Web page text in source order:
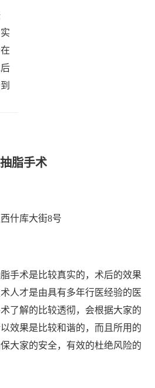
脂手术
西什库大街8号
手术是比较真实的，术后的效果
人才是由具有多年行医经验的医
了解的比较透彻，会根据大家的
效果是比较和谐的，而且所用的
大家的安全，有效的杜绝风险的